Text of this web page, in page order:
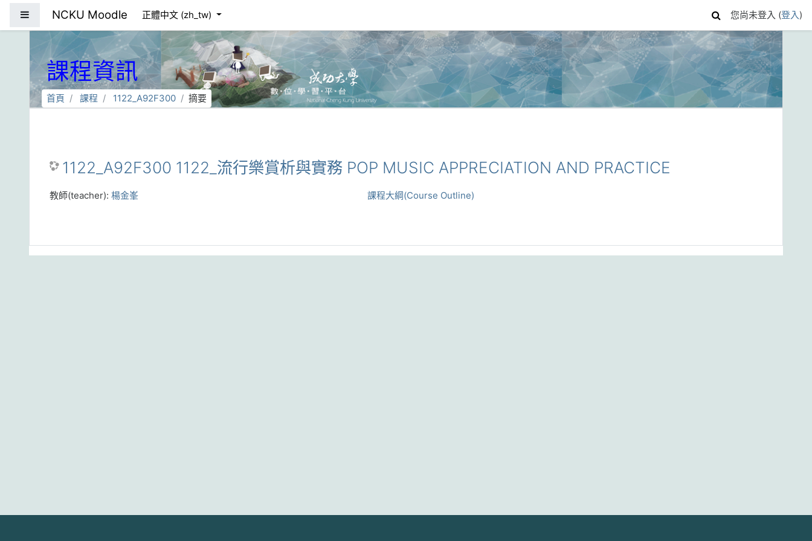
NCKU Moodle 正體中文 ‎(zh_tw)‎ 您尚未登入 (登入)
課程資訊
首頁 課程 1122_A92F300 摘要
1122_A92F300 1122_流行樂賞析與實務 POP MUSIC APPRECIATION AND PRACTICE
課程大綱(Course Outline)
教師(teacher): 楊金峯